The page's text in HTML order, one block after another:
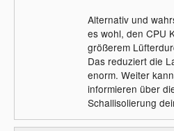
Alternativ und
es wohl, den CPU
größerem
Das reduziert die
enorm. Weiter
informieren über
Schallisolierung